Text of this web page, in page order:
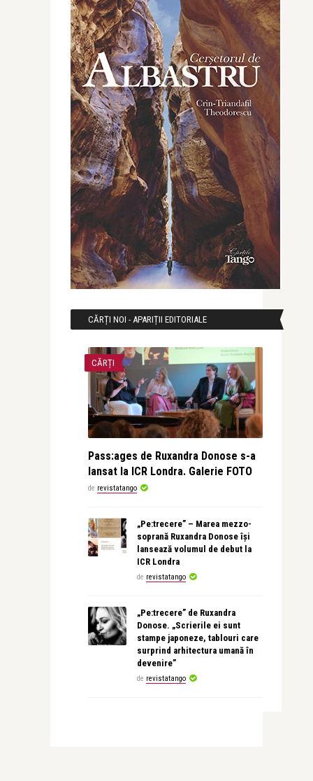
CĂRȚI NOI - APARIȚII EDITORIALE
CĂRȚI
Pass:ages de Ruxandra Donose s-a
lansat la ICR Londra. Galerie FOTO
de revistatango
„Pe:trecere” – Marea mezzo-
soprană Ruxandra Donose își
lansează volumul de debut la
ICR Londra
de revistatango
„Pe:trecere” de Ruxandra
Donose. „Scrierile ei sunt
stampe japoneze, tablouri care
surprind arhitectura umană în
devenire”
de revistatango